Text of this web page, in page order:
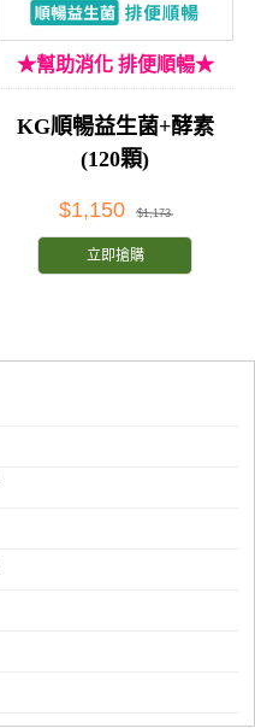
★幫助消化 排便順暢★
KG順暢益生菌+酵素
(120顆)
$1,150 $1,173
立即搶購